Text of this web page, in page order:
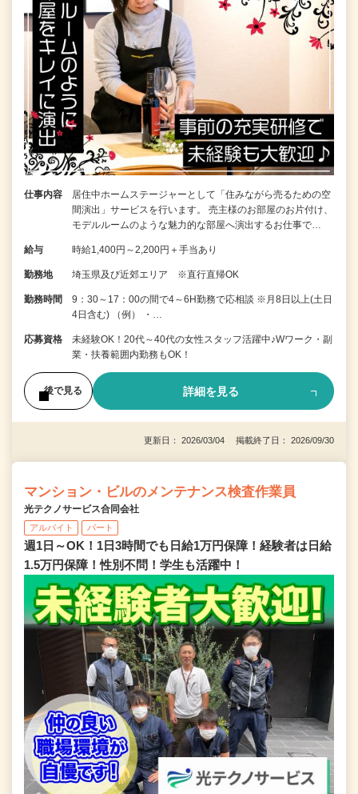
仕事内容
居住中ホームステージャーとして「住みながら売るための空
間演出」サービスを行います。 売主様のお部屋のお片付け、
モデルルームのような魅力的な部屋へ演出するお仕事で…
給与 時給1,400円～2,200円＋手当あり
勤務地 埼玉県及び近郊エリア ※直行直帰OK
勤務時間
9：30～17：00の間で4～6H勤務で応相談 ※月8日以上(土日
4日含む) （例） ・…
応募資格
未経験OK！20代～40代の女性スタッフ活躍中♪Wワーク・副
業・扶養範囲内勤務もOK！
後で見る 詳細を見る
更新日： 2026/03/04 掲載終了日： 2026/09/30
マンション・ビルのメンテナンス検査作業員
光テクノサービス合同会社
アルバイト パート
週1日～OK！1日3時間でも日給1万円保障！経験者は日給
1.5万円保障！性別不問！学生も活躍中！